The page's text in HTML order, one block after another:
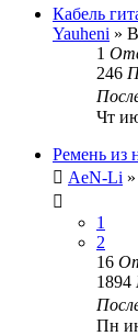
Кабель
Yauheni »
1
246
Чт
Ремень из
AeN-Li
1
2
16
1894
Пн